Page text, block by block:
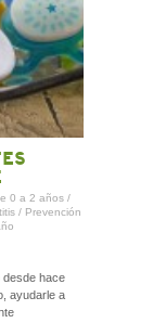
0 a 2 años /
/ Prevención
desde hace
ayudarle a